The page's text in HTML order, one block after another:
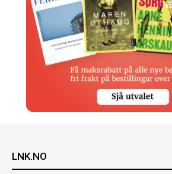
LNK.NO